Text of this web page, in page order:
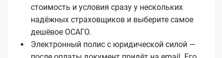
стоимость и условия сразу у нескольких
надёжных страховщиков и выберите самое
дешёвое ОСАГО.
Электронный полис с юридической силой —